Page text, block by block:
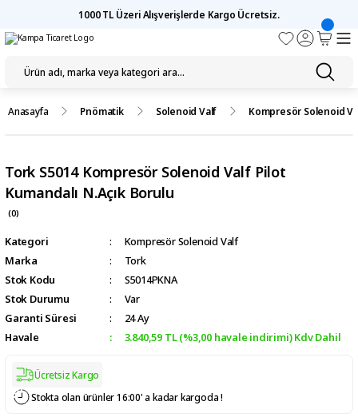
1000 TL Üzeri Alışverişlerde Kargo Ücretsiz.
Anasayfa Pnömatik Solenoid Valf Kompresör Solenoid
Tork S5014 Kompresör Solenoid Valf Pilot
Kumandalı N.Açık Borulu
(0)
Kategori
Kompresör Solenoid Valf
Marka
Tork
Stok Kodu
S5014PKNA
Stok Durumu
Var
Garanti Süresi
24 Ay
Havale
3.840,59 TL (%3,00 havale indirimi) Kdv Dahil
Ücretsiz Kargo
Stokta olan ürünler 16:00' a kadar kargoda !